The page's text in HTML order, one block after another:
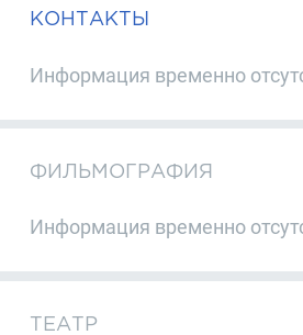
КОНТАКТЫ
Информация временно
ФИЛЬМОГРАФИЯ
Информация временно
ТЕАТР